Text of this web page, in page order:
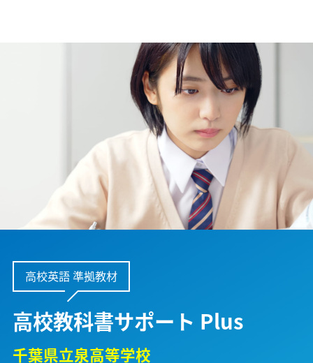
高校英語 準拠教材
高校教科書サポート Plus
千葉県立泉高等学校